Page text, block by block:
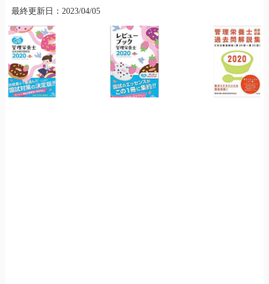
最終更新日：2023/04/05